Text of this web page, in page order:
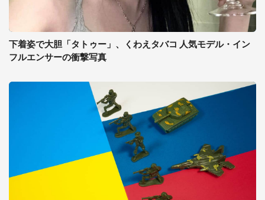
下着姿で大胆「タトゥー」、くわえタバコ 人気モデル・イン
フルエンサーの衝撃写真